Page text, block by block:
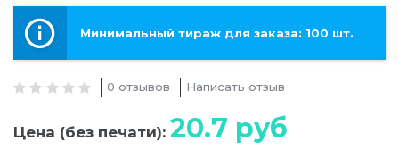
Минимальный тираж для заказа: 100 шт.
0 отзывов Написать отзыв
Цена (без печати): 20.7 руб